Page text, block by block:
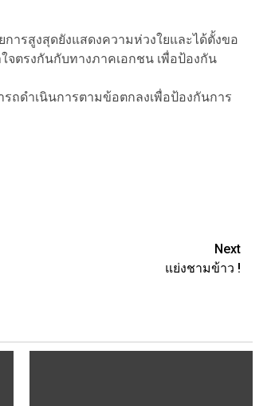
ารสูงสุดยังแสดงความห่วงใยและได้ตั้งขอ
จตรงกันกับทางภาคเอกชน เพื่อป้องกัน
ถดำเนินการตามข้อตกลงเพื่อป้องกันการ
Next
แย่งชามข้าว !